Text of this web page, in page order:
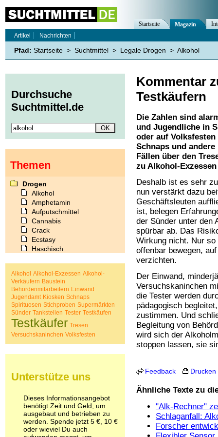
Kommentar
Testkäufern
Die Zahlen sind
und Jugendliche in
oder auf
Schnaps und
Fällen über den
zu Alkohol-
Deshalb ist es sehr
nun verstärkt dazu
Geschäftsleuten
ist, belegen
der Sünder unter den
spürbar ab. Das
Wirkung nicht. Nur
offenbar bewegen,
verzichten.
Der Einwand,
Versuchskaninchen
die Tester werden
pädagogisch
zustimmen. Und
Begleitung von
wird sich der
stoppen lassen, sie
Feedback Drucken
Ähnliche Texte zu
"Alk-Rechner"
Schlaganfall:
Forscher
Startseite Magazin
Artikel
Nachrichten
Pfad: Startseite > Suchtmittel > Legale Drogen > Alkohol
Durchsuche
Suchtmittel.de
Themen
Drogen
Alkohol
Amphetamin
Aufputschmittel
Cannabis
Crack
Ecstasy
Haschisch
Koffein
Kokain
Lachgas
LSD
Marihuana
Medikamente
Meskalin
Nikotin
Pilze
Poppers
Psychopharmaka
Schlafmittel
Schmerzmittel
Alkohol Alkohol-Exzessen Alkohol-
Verkäufern Baustein
Behördenmitarbeitern Einwand
Jugendamt Kiosken Schnaps
Spirituosen Stichproben Supermärkten
Sünder Tankstellen Tester Testkäufen
Testkäufer Tresen
Versuchskaninchen Volksfesten
Unterstütze uns
Dieses Informationsangebot
benötigt Zeit und Geld, um
ausgebaut und betrieben zu
werden. Spende jetzt 5 €, 10 €
oder wieviel Du auch